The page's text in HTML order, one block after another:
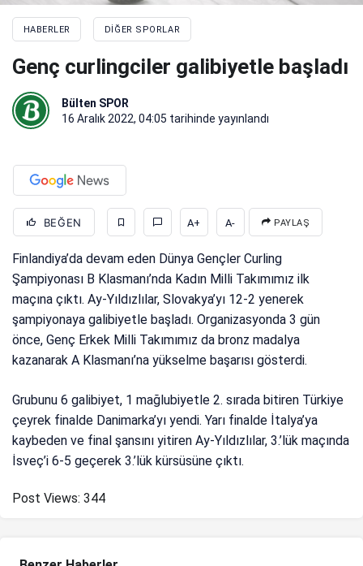
HABERLER DIĞER SPORLAR
Genç curlingciler galibiyetle başladı
Bülten SPOR
16 Aralık 2022, 04:05 tarihinde yayınlandı
BEĞEN A+ A- PAYLAŞ
Finlandiya’da devam eden Dünya Gençler Curling
Şampiyonası B Klasmanı’nda Kadın Milli Takımımız ilk
maçına çıktı. Ay-Yıldızlılar, Slovakya’yı 12-2 yenerek
şampiyonaya galibiyetle başladı. Organizasyonda 3 gün
önce, Genç Erkek Milli Takımımız da bronz madalya
kazanarak A Klasmanı’na yükselme başarısı gösterdi.
Grubunu 6 galibiyet, 1 mağlubiyetle 2. sırada bitiren Türkiye
çeyrek finalde Danimarka’yı yendi. Yarı finalde İtalya’ya
kaybeden ve final şansını yitiren Ay-Yıldızlılar, 3.’lük maçında
İsveç’i 6-5 geçerek 3.’lük kürsüsüne çıktı.
Post Views: 344